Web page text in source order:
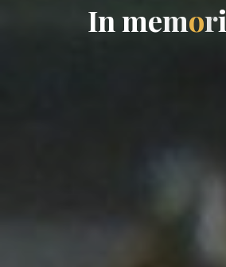
In memori